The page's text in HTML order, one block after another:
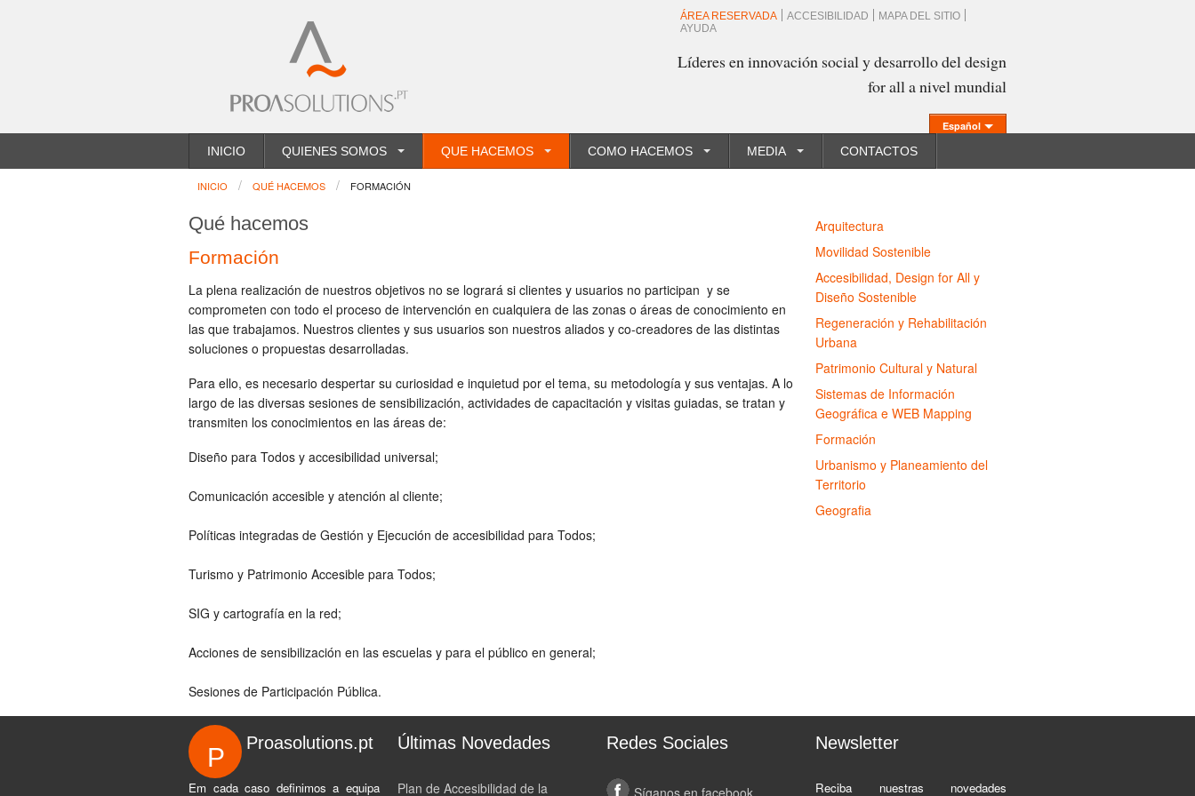
ÁREA RESERVADA ACCESIBILIDAD
MAPA DEL SITIO
AYUDA
Líderes en innovación social y desarrollo del design
for all a nivel mundial
Español
INICIO QUIENES SOMOS QUE HACEMOS COMO HACEMOS MEDIA CONTACTOS
INICIO QUÉ HACEMOS FORMACIÓN
Qué hacemos
Formación
La plena realización de nuestros objetivos no se logrará si clientes y usuarios no participan y se
comprometen con todo el proceso de intervención en cualquiera de las zonas o áreas de conocimiento en
las que trabajamos. Nuestros clientes y sus usuarios son nuestros aliados y co-creadores de las distintas
soluciones o propuestas desarrolladas.
Para ello, es necesario despertar su curiosidad e inquietud por el tema, su metodología y sus ventajas. A lo
largo de las diversas sesiones de sensibilización, actividades de capacitación y visitas guiadas, se tratan y
transmiten los conocimientos en las áreas de:
Diseño para Todos y accesibilidad universal;
Comunicación accesible y atención al cliente;
Políticas integradas de Gestión y Ejecución de accesibilidad para Todos;
Turismo y Patrimonio Accesible para Todos;
SIG y cartografía en la red;
Acciones de sensibilización en las escuelas y para el público en general;
Sesiones de Participación Pública.
Arquitectura
Movilidad Sostenible
Accesibilidad, Design for All y
Diseño Sostenible
Regeneración y Rehabilitación
Urbana
Patrimonio Cultural y Natural
Sistemas de Información
Geográfica e WEB Mapping
Formación
Urbanismo y Planeamiento del
Territorio
Geografia
P Proasolutions.pt
Em cada caso definimos a equipa
Últimas Novedades
Plan de Accesibilidad de la
Redes Sociales
Síganos en facebook
Newsletter
Reciba nuestras novedades